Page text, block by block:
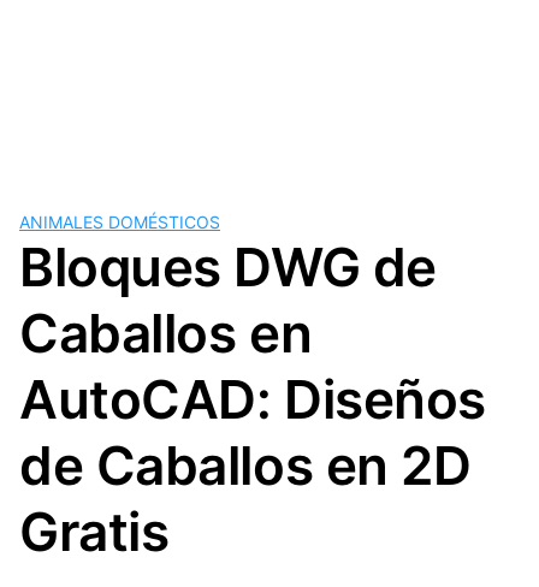
ANIMALES DOMÉSTICOS
Bloques DWG de
Caballos en
AutoCAD: Diseños
de Caballos en 2D
Gratis